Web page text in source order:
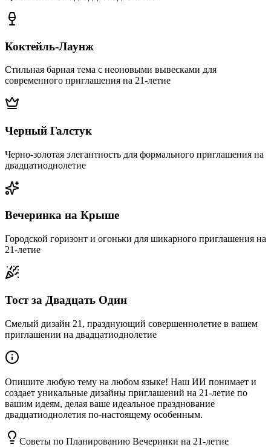
Коктейль-Лаунж
Стильная барная тема с неоновыми вывесками для
современного приглашения на 21-летие
Черный Галстук
Черно-золотая элегантность для формального приглашения на
двадцатиоднолетие
Вечеринка на Крыше
Городской горизонт и огоньки для шикарного приглашения на
21-летие
Тост за Двадцать Один
Смелый дизайн 21, празднующий совершеннолетие в вашем
приглашении на двадцатиоднолетие
Опишите любую тему на любом языке! Наш ИИ понимает и
создает уникальные дизайны приглашений на 21-летие по
вашим идеям, делая ваше идеальное празднование
двадцатиоднолетия по-настоящему особенным.
Советы по Планированию Вечеринки на 21-летие